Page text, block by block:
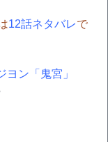
12話ネタバレで
ン「鬼宮」